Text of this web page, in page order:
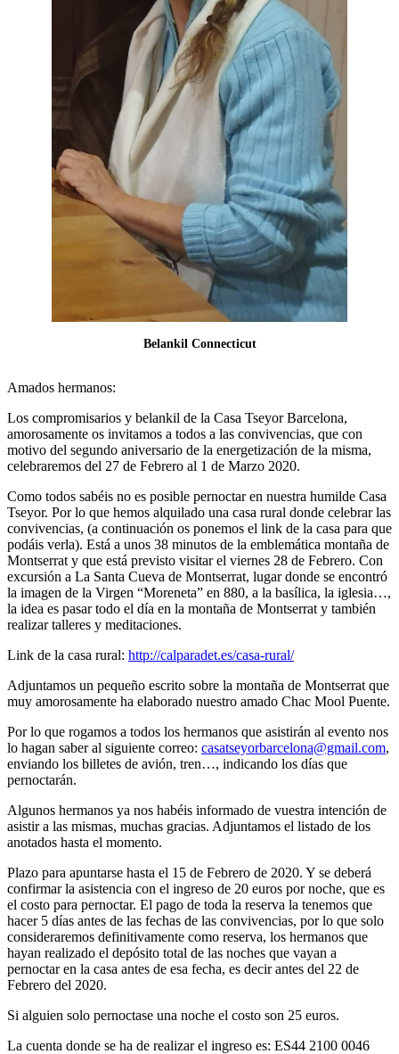
Belankil Connecticut
Amados hermanos:
Los compromisarios y belankil de la Casa Tseyor Barcelona,
amorosamente os invitamos a todos a las convivencias, que con
motivo del segundo aniversario de la energetización de la misma,
celebraremos del 27 de Febrero al 1 de Marzo 2020.
Como todos sabéis no es posible pernoctar en nuestra humilde Casa
Tseyor. Por lo que hemos alquilado una casa rural donde celebrar las
convivencias, (a continuación os ponemos el link de la casa para que
podáis verla). Está a unos 38 minutos de la emblemática montaña de
Montserrat y que está previsto visitar el viernes 28 de Febrero. Con
excursión a La Santa Cueva de Montserrat, lugar donde se encontró
la imagen de la Virgen “Moreneta” en 880, a la basílica, la iglesia…,
la idea es pasar todo el día en la montaña de Montserrat y también
realizar talleres y meditaciones.
Link de la casa rural: http://calparadet.es/casa-rural/
Adjuntamos un pequeño escrito sobre la montaña de Montserrat que
muy amorosamente ha elaborado nuestro amado Chac Mool Puente.
Por lo que rogamos a todos los hermanos que asistirán al evento nos
lo hagan saber al siguiente correo: casatseyorbarcelona@gmail.com,
enviando los billetes de avión, tren…, indicando los días que
pernoctarán.
Algunos hermanos ya nos habéis informado de vuestra intención de
asistir a las mismas, muchas gracias. Adjuntamos el listado de los
anotados hasta el momento.
Plazo para apuntarse hasta el 15 de Febrero de 2020. Y se deberá
confirmar la asistencia con el ingreso de 20 euros por noche, que es
el costo para pernoctar. El pago de toda la reserva la tenemos que
hacer 5 días antes de las fechas de las convivencias, por lo que solo
consideraremos definitivamente como reserva, los hermanos que
hayan realizado el depósito total de las noches que vayan a
pernoctar en la casa antes de esa fecha, es decir antes del 22 de
Febrero del 2020.
Si alguien solo pernoctase una noche el costo son 25 euros.
La cuenta donde se ha de realizar el ingreso es: ES44 2100 0046